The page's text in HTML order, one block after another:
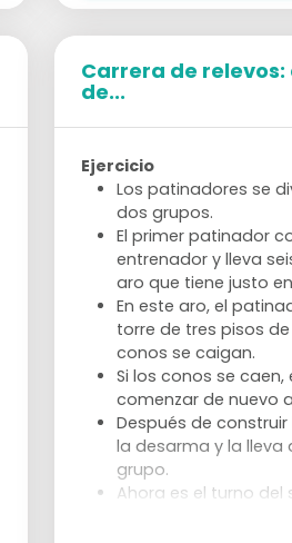
Carrera de
de...
Ejercicio
Los patinadores se
dos grupos.
El primer patinador
entrenador y lleva
aro que tiene justo
En este aro, el
torre de tres pisos
conos se caigan.
Si los conos se
comenzar de nuevo
Después de
la desarma y la lleva
grupo.
Ahora es el turno del